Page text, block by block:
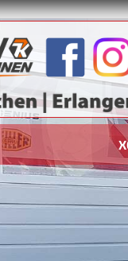
XCMG AKKU